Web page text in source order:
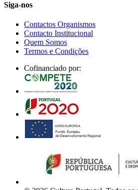
Siga-nos
Contactos Organismos
Contacto Institucional
Quem Somos
Termos e Condições
Cofinanciado por: